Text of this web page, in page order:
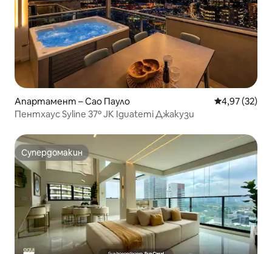
Апартамент – Сао Пауло Средна
4,97 (32)
Пентхаус Syline 37º JK Iguatemi Джакузи
Супердомакин
Супердомакин